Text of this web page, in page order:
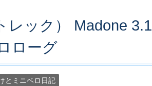
レック） Madone 3.1
ローグ
とミニベロ日記